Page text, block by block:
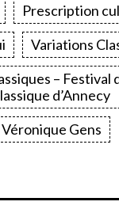
Prescription
Variations
– Festival
d’Annecy
Véronique Gens